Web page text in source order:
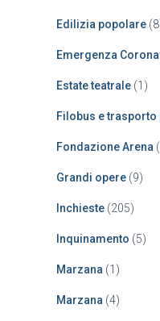
Edilizia popolare
Emergenza
Estate teatrale (1)
Filobus e trasporto
Fondazione Arena
Grandi opere (9)
Inchieste (205)
Inquinamento (5)
Marzana (1)
Marzana (4)